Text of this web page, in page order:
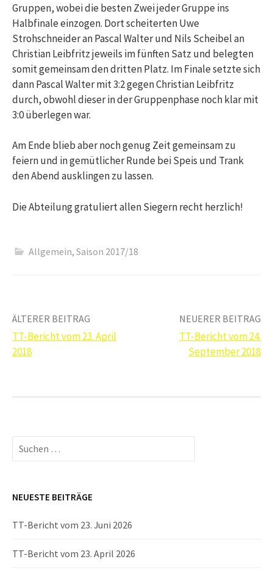
Gruppen, wobei die besten Zwei jeder Gruppe ins
Halbfinale einzogen. Dort scheiterten Uwe
Strohschneider an Pascal Walter und Nils Scheibel an
Christian Leibfritz jeweils im fünften Satz und belegten
somit gemeinsam den dritten Platz. Im Finale setzte sich
dann Pascal Walter mit 3:2 gegen Christian Leibfritz
durch, obwohl dieser in der Gruppenphase noch klar mit
3:0 überlegen war.
Am Ende blieb aber noch genug Zeit gemeinsam zu
feiern und in gemütlicher Runde bei Speis und Trank
den Abend ausklingen zu lassen.
Die Abteilung gratuliert allen Siegern recht herzlich!
Allgemein, Saison 2017/18
Beitrags-
Navigation
ÄLTERER BEITRAG
TT-Bericht vom 23. April
2018
NEUERER BEITRAG
TT-Bericht vom 24.
September 2018
Suchen
nach:
NEUESTE BEITRÄGE
TT-Bericht vom 23. Juni 2026
TT-Bericht vom 23. April 2026